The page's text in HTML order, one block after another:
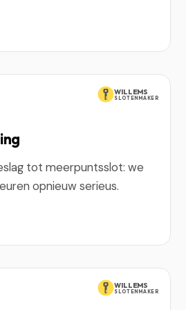
WILLEMS
SLOTENMAKER
tot meerpuntsslot: we
opnieuw serieus.
WILLEMS
SLOTENMAKER